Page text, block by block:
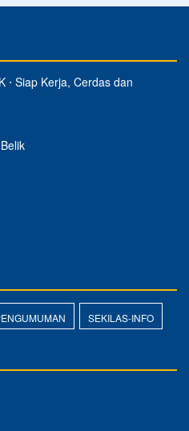
⋅ Siap Kerja, Cerdas dan
SEKILAS-INFO